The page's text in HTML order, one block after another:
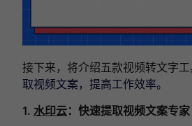
接下来，将介绍五款视频转文字
取视频文案，提高工作效率。
1. 水印云：快速提取视频文案专家